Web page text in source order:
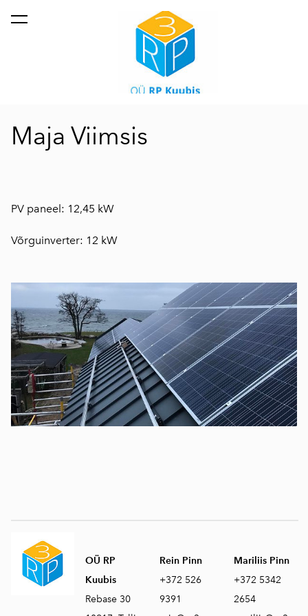
lisati ostukorvi. Vaata ostukorvi
Maja Viimsis
PV paneel: 12,45 kW
Võrguinverter: 12 kW
OÜ RP
Kuubis
Rebase 30
Rein Pinn
+372 526
9391
Mariliis Pinn
+372 5342
2654